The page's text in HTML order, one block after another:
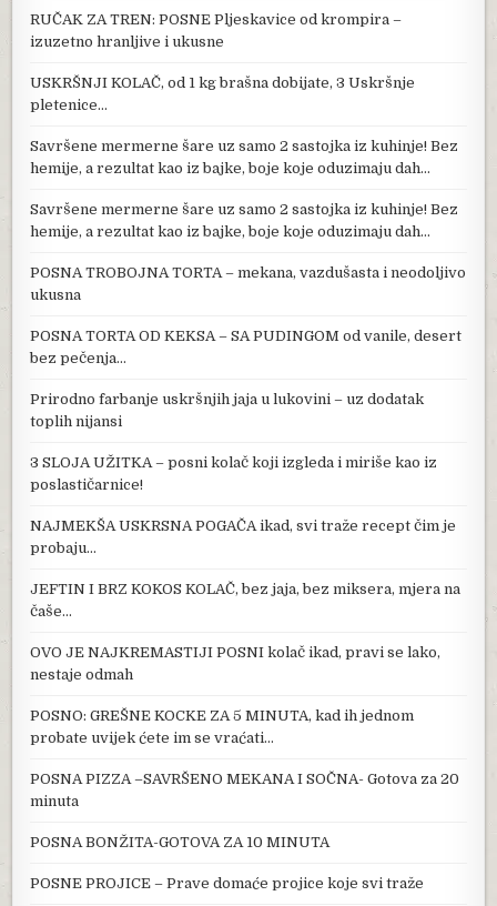
RUČAK ZA TREN: POSNE Pljeskavice od krompira –
izuzetno hranljive i ukusne
USKRŠNJI KOLAČ, od 1 kg brašna dobijate, 3 Uskršnje
pletenice…
Savršene mermerne šare uz samo 2 sastojka iz kuhinje! Bez
hemije, a rezultat kao iz bajke, boje koje oduzimaju dah…
Savršene mermerne šare uz samo 2 sastojka iz kuhinje! Bez
hemije, a rezultat kao iz bajke, boje koje oduzimaju dah…
POSNA TROBOJNA TORTA – mekana, vazdušasta i neodoljivo
ukusna
POSNA TORTA OD KEKSA – SA PUDINGOM od vanile, desert
bez pečenja…
Prirodno farbanje uskršnjih jaja u lukovini – uz dodatak
toplih nijansi
3 SLOJA UŽITKA – posni kolač koji izgleda i miriše kao iz
poslastičarnice!
NAJMEKŠA USKRSNA POGAČA ikad, svi traže recept čim je
probaju…
JEFTIN I BRZ KOKOS KOLAČ, bez jaja, bez miksera, mjera na
čaše…
OVO JE NAJKREMASTIJI POSNI kolač ikad, pravi se lako,
nestaje odmah
POSNO: GREŠNE KOCKE ZA 5 MINUTA, kad ih jednom
probate uvijek ćete im se vraćati…
POSNA PIZZA –SAVRŠENO MEKANA I SOČNA- Gotova za 20
minuta
POSNA BONŽITA-GOTOVA ZA 10 MINUTA
POSNE PROJICE – Prave domaće projice koje svi traže